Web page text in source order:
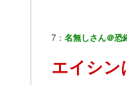
7： 名無しさん＠恐
エイシン